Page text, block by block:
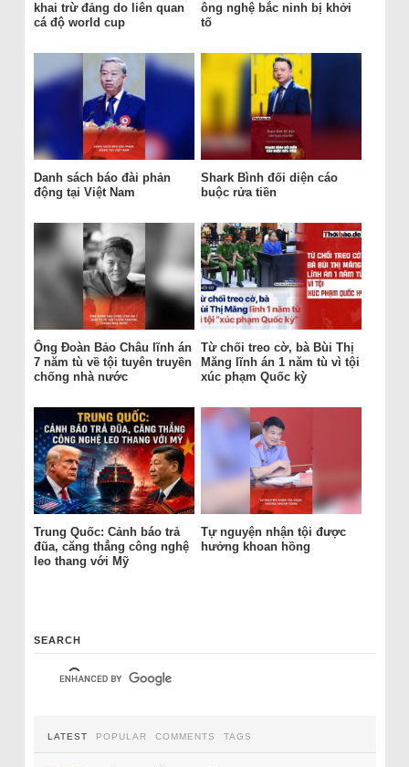
khai trừ đảng do liên quan
cá độ world cup
ông nghệ bắc ninh bị khởi
tố
Danh sách báo đài phản
động tại Việt Nam
Shark Bình đối diện cáo
buộc rửa tiền
Ông Đoàn Bảo Châu lĩnh án
7 năm tù về tội tuyên truyền
chống nhà nước
Từ chối treo cờ, bà Bùi Thị
Măng lĩnh án 1 năm tù vì tội
xúc phạm Quốc kỳ
Trung Quốc: Cảnh báo trả
đũa, căng thẳng công nghệ
leo thang với Mỹ
Tự nguyện nhận tội được
hưởng khoan hồng
SEARCH
LATEST POPULAR COMMENTS TAGS